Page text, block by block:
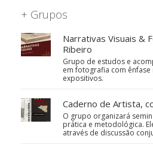
+ Grupos
Narrativas Visuais &
Ribeiro
Grupo de estudos e
em fotografia com
expositivos.
Caderno de Artista,
O grupo organizará
prática e metodológica.
através de discussão